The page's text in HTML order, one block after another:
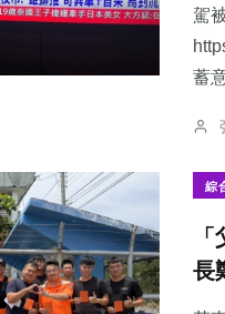
駕
蓄
綜
長